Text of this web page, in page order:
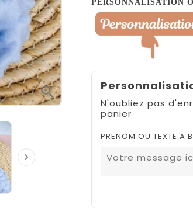


PERSONNALISATION
N'oubliez pas
panier
PRENOM OU TEXTE A